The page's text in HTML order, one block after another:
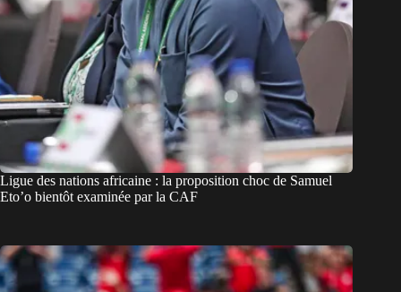
Ligue des nations africaine : la proposition choc de Samuel
Eto’o bientôt examinée par la CAF